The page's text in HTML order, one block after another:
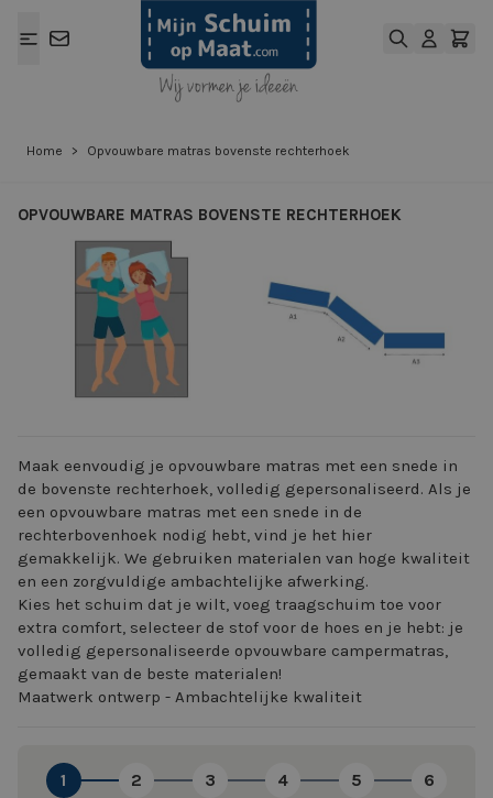
Home > Opvouwbare matras bovenste rechterhoek
OPVOUWBARE MATRAS BOVENSTE RECHTERHOEK
View larger image
Maak eenvoudig je opvouwbare matras met een snede in
de bovenste rechterhoek, volledig gepersonaliseerd. Als je
een opvouwbare matras met een snede in de
rechterbovenhoek nodig hebt, vind je het hier
gemakkelijk. We gebruiken materialen van hoge kwaliteit
en een zorgvuldige ambachtelijke afwerking.
Kies het schuim dat je wilt, voeg traagschuim toe voor
extra comfort, selecteer de stof voor de hoes en je hebt: je
volledig gepersonaliseerde opvouwbare campermatras,
gemaakt van de beste materialen!
Maatwerk ontwerp - Ambachtelijke kwaliteit
1 2 3 4 5 6